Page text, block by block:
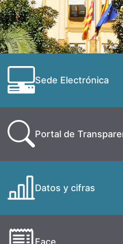
Sede Electrónica
Portal de
Datos y cifras
Face